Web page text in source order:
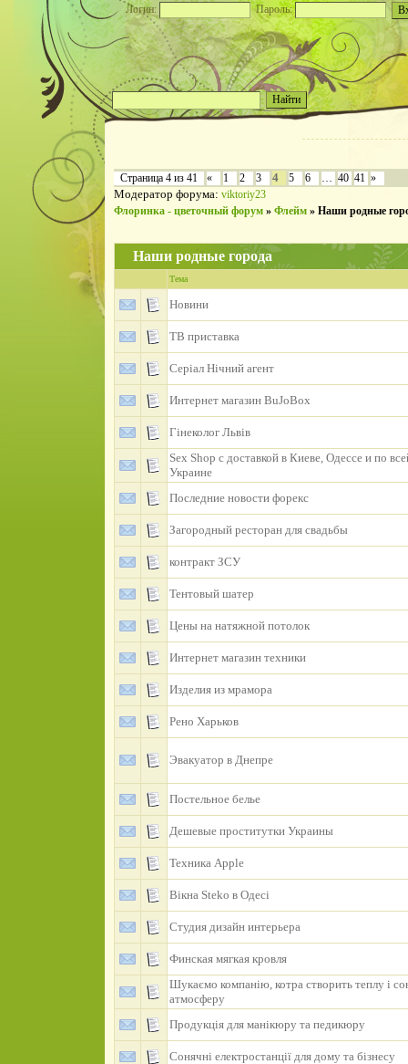
Логин: Пароль:
Страница 4 из 41 « 1 2 3 4 5 6 … 40 41 »
Модератор форума: viktoriy23
Флоринка - цветочный форум » Флейм » Наши родные
Наши родные города
Тема
Новини
ТВ приставка
Серіал Нічний агент
Интернет магазин BuJoBox
Гінеколог Львів
Sex Shop с доставкой в Киеве, Одессе и по
Украине
Последние новости форекс
Загородный ресторан для свадьбы
контракт ЗСУ
Тентовый шатер
Цены на натяжной потолок
Интернет магазин техники
Изделия из мрамора
Рено Харьков
Эвакуатор в Днепре
Постельное белье
Дешевые проститутки Украины
Техника Apple
Вікна Steko в Одесі
Студия дизайн интерьера
Финская мягкая кровля
Шукаємо компанію, котра створить теплу і
атмосферу
Продукція для манікюру та педикюру
Сонячні електростанції для дому та бізнесу